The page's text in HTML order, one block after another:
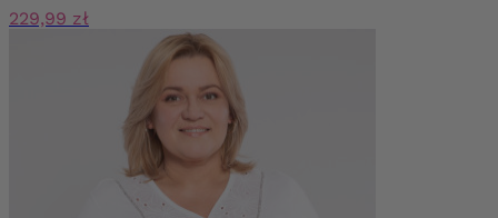
229,99 zł